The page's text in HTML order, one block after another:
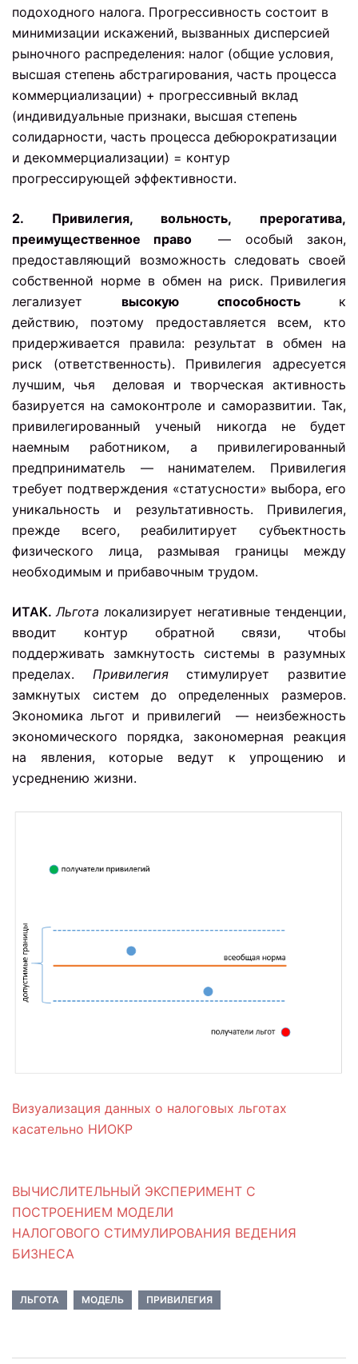
подоходного налога. Прогрессивность состоит в
минимизации искажений, вызванных дисперсией
рыночного распределения: налог (общие условия,
высшая степень абстрагирования, часть процесса
коммерциализации) + прогрессивный вклад
(индивидуальные признаки, высшая степень
солидарности, часть процесса дебюрократизации
и декоммерциализации) = контур
прогрессирующей эффективности.
2. Привилегия, вольность, прерогатива,
преимущественное право— особый закон,
предоставляющий возможность следовать своей
собственной норме в обмен на риск. Привилегия
легализует высокую способность к
действию, поэтому предоставляется всем, кто
придерживается правила: результат в обмен на
риск (ответственность). Привилегия адресуется
лучшим, чья деловая и творческая активность
базируется на самоконтроле и саморазвитии. Так,
привилегированный ученый никогда не будет
наемным работником, а привилегированный
предприниматель — нанимателем. Привилегия
требует подтверждения «статусности» выбора, его
уникальность и результативность. Привилегия,
прежде всего, реабилитирует субъектность
физического лица, размывая границы между
необходимым и прибавочным трудом.
ИТАК. Льгота локализирует негативные тенденции,
вводит контур обратной связи, чтобы
поддерживать замкнутость системы в разумных
пределах. Привилегиястимулирует развитие
замкнутых систем до определенных размеров.
Экономика льгот и привилегий — неизбежность
экономического порядка, закономерная реакция
на явления, которые ведут к упрощению и
усреднению жизни.
Визуализация данных о налоговых льготах
касательно НИОКР
ВЫЧИСЛИТЕЛЬНЫЙ ЭКСПЕРИМЕНТ С
ПОСТРОЕНИЕМ МОДЕЛИ
НАЛОГОВОГО СТИМУЛИРОВАНИЯ ВЕДЕНИЯ
БИЗНЕСА
ЛЬГОТА МОДЕЛЬ ПРИВИЛЕГИЯ